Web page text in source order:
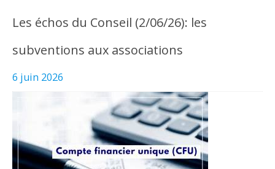
Les échos du Conseil (2/06/26): les
subventions aux associations
6 juin 2026